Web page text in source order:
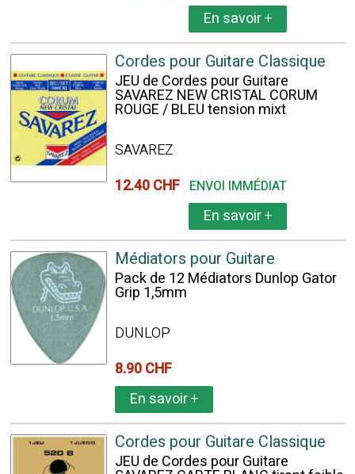
En savoir+
Cordes pour Guitare Classique
JEU de Cordes pour Guitare
SAVAREZ NEW CRISTAL CORUM
ROUGE / BLEU tension mixt
SAVAREZ
12.40 CHF ENVOI IMMÉDIAT
En savoir+
Médiators pour Guitare
Pack de 12 Médiators Dunlop Gator
Grip 1,5mm
DUNLOP
8.90 CHF
En savoir+
Cordes pour Guitare Classique
JEU de Cordes pour Guitare